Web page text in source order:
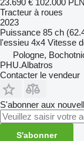
23.690 € 102.000 PLN
Tracteur à roues
2023
Puissance 85 ch
l'essieu 4x4 Vitesse
Pologne,
PHU.Albatros
Contacter le vendeur
S'abonner aux
S'abonner